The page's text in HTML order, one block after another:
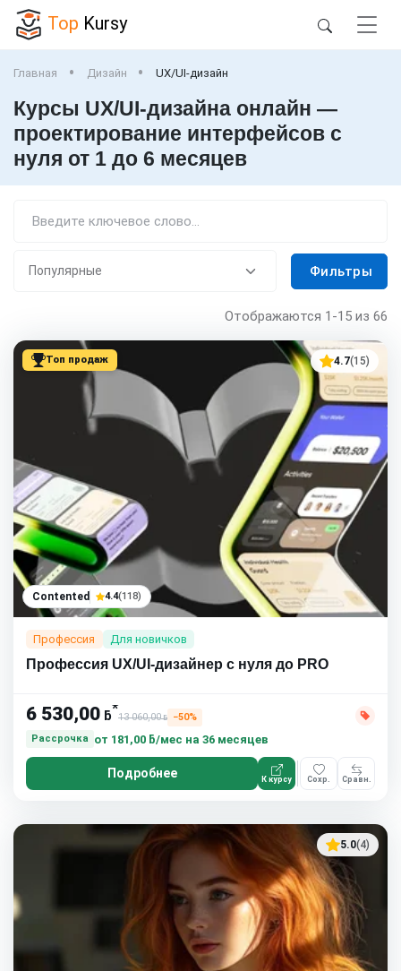
Top Kursy
Главная Дизайн UX/UI-дизайн
Курсы UX/UI-дизайна онлайн —
проектирование интерфейсов с
нуля от 1 до 6 месяцев
Фильтры
Отображаются 1-15 из 66
Топ продаж 4.7(15)
Contented 4.4(118)
Профессия Для новичков
Профессия UX/UI-дизайнер с нуля до PRO
6 530,00 ƃ*
13 060,00ƃ
−50%
Рассрочка
от 181,00 ƃ/мес на 36 месяцев
Подробнее К курсу Сохр. Сравн.
5.0(4)